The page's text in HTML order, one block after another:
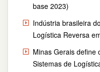
base 2023)
Indústria brasileira
Logística Reversa
Minas Gerais define
Sistemas de